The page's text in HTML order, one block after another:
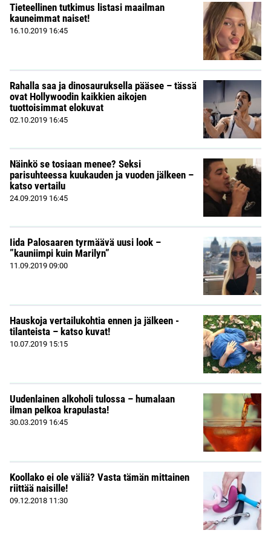
Tieteellinen tutkimus listasi maailman
kauneimmat naiset!
16.10.2019 16:45
Rahalla saa ja dinosauruksella pääsee – tässä
ovat Hollywoodin kaikkien aikojen
tuottoisimmat elokuvat
02.10.2019 16:45
Näinkö se tosiaan menee? Seksi
parisuhteessa kuukauden ja vuoden jälkeen –
katso vertailu
24.09.2019 16:45
Iida Palosaaren tyrmäävä uusi look –
”kauniimpi kuin Marilyn”
11.09.2019 09:00
Hauskoja vertailukohtia ennen ja jälkeen -
tilanteista – katso kuvat!
10.07.2019 15:15
Uudenlainen alkoholi tulossa – humalaan
ilman pelkoa krapulasta!
30.03.2019 16:45
Koollako ei ole väliä? Vasta tämän mittainen
riittää naisille!
09.12.2018 11:30